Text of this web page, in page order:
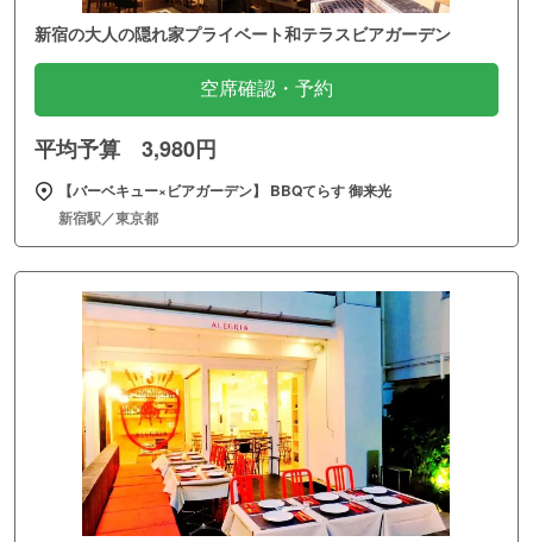
新宿の大人の隠れ家プライベート和テラスビアガーデン
空席確認・予約
平均予算 3,980円
【バーベキュー×ビアガーデン】 BBQてらす 御来光
新宿駅／東京都